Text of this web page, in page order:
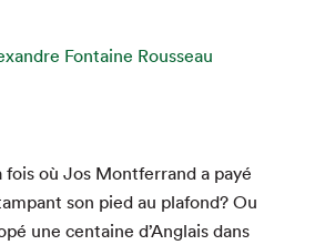
Fontaine Rousseau
fois où Jos Mont­fer­rand a payé
son pied au pla­fond? Ou
une cen­taine d’Anglais dans